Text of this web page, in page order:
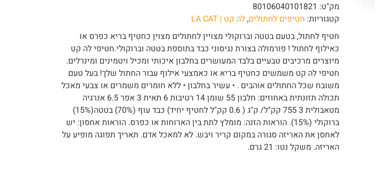
מק"ט: 80106040101821
קטגוריות: חטיפים לחתולים,לה קט | LA CAT
חטיף לחתול, בטעם בטטה וברוקולי מצויין לחתולים מצוין כחטיף בריא כפרס או
כאילוף לחתול ! פורמולה בצורת נגיסוני כבד בתוספת בטטה וברוקולי.חטיפי לה קט
מיוצרים מרכיבים טבעיים בלבד המעושרים בחלבון איכותי ומכיל ויטמינים ומינרלים.
חטיפי לה קט משמשים כחטיף בריא או כאמצעי אילוף עבור החתול שלך! בעל טעם
משובח שכל החתולים אוהבים . • עשיר בחלבון • ללא חומרים משמרים או צבעי מאכל
תכולה תזונתית באחוזים: חלבון 55 שומן 14 רטיבות 6 תאית 3 אפר 6.5 אנרגיה
מטאבולית 3 755 קק"ל/ ק"ג ( 0.6 קק"ל לחטיף יחיד) כבד עוף (70%) בטטה(15%)
ברוקולי (15%). הוראות הזנה: מומלץ לתת בין הארוחות או כפרס. הוראות אחסון: יש
לאחסן את האריזה סגורה במקום קריר ויבש. לא למאכל אדם. תאריך תפוגה מופיע על
האריזה. משקל נטו: 21 גרם.